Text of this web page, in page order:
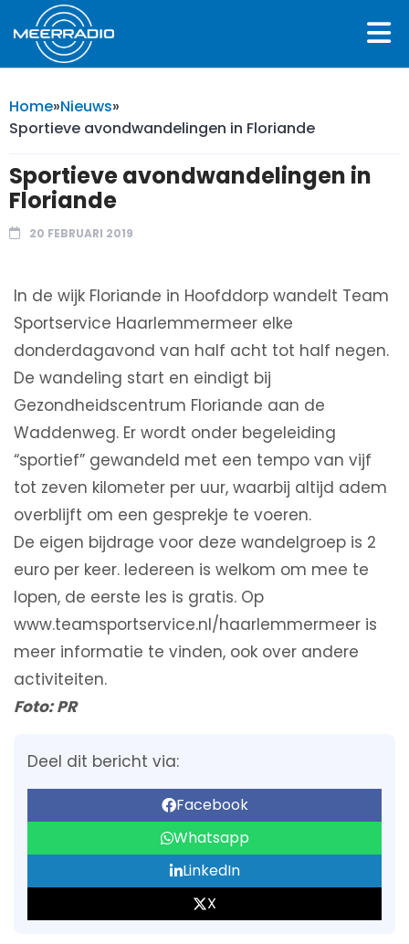
Home»Nieuws»
Sportieve avondwandelingen in Floriande
Sportieve avondwandelingen in
Floriande
20 FEBRUARI 2019
In de wijk Floriande in Hoofddorp wandelt Team
Sportservice Haarlemmermeer elke
donderdagavond van half acht tot half negen.
De wandeling start en eindigt bij
Gezondheidscentrum Floriande aan de
Waddenweg. Er wordt onder begeleiding
“sportief” gewandeld met een tempo van vijf
tot zeven kilometer per uur, waarbij altijd adem
overblijft om een gesprekje te voeren.
De eigen bijdrage voor deze wandelgroep is 2
euro per keer. Iedereen is welkom om mee te
lopen, de eerste les is gratis. Op
www.teamsportservice.nl/haarlemmermeer is
meer informatie te vinden, ook over andere
activiteiten.
Foto: PR
Deel dit bericht via:
Facebook
Whatsapp
LinkedIn
X